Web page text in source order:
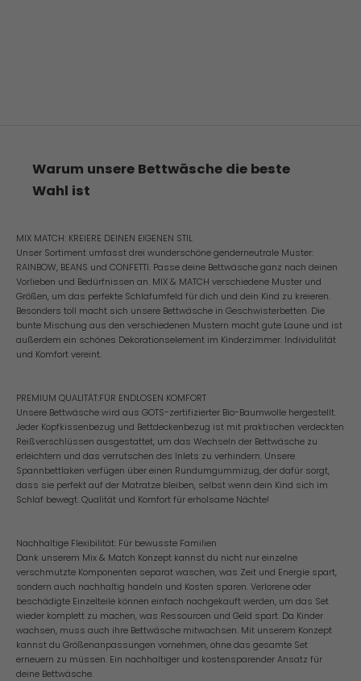
Warum unsere Bettwäsche die beste
Wahl ist
MIX MATCH: KREIERE DEINEN EIGENEN STIL
Unser Sortiment umfasst drei wunderschöne genderneutrale Muster:
RAINBOW, BEANS und CONFETTI. Passe deine Bettwäsche ganz nach deinen
Vorlieben und Bedürfnissen an. MIX & MATCH verschiedene Muster und
Größen, um das perfekte Schlafumfeld für dich und dein Kind zu kreieren.
Besonders toll macht sich unsere Bettwäsche in Geschwisterbetten. Die
bunte Mischung aus den verschiedenen Mustern macht gute Laune und ist
außerdem ein schönes Dekorationselement im Kinderzimmer. Individulität
und Komfort vereint.
PREMIUM QUALITÄT:FÜR ENDLOSEN KOMFORT
Unsere Bettwäsche wird aus GOTS-zertifizierter Bio-Baumwolle hergestellt.
Jeder Kopfkissenbezug und Bettdeckenbezug ist mit praktischen verdeckten
Reißverschlüssen ausgestattet, um das Wechseln der Bettwäsche zu
erleichtern und das verrutschen des Inlets zu verhindern. Unsere
Spannbettlaken verfügen über einen Rundumgummizug, der dafür sorgt,
dass sie perfekt auf der Matratze bleiben, selbst wenn dein Kind sich im
Schlaf bewegt. Qualität und Komfort für erholsame Nächte!
Nachhaltige Flexibilität: Für bewusste Familien
Dank unserem Mix & Match Konzept kannst du nicht nur einzelne
verschmutzte Komponenten separat waschen, was Zeit und Energie spart,
sondern auch nachhaltig handeln und Kosten sparen. Verlorene oder
beschädigte Einzelteile können einfach nachgekauft werden, um das Set
wieder komplett zu machen, was Ressourcen und Geld spart. Da Kinder
wachsen, muss auch ihre Bettwäsche mitwachsen. Mit unserem Konzept
kannst du Größenanpassungen vornehmen, ohne das gesamte Set
erneuern zu müssen. Ein nachhaltiger und kostensparender Ansatz für
deine Bettwäsche.